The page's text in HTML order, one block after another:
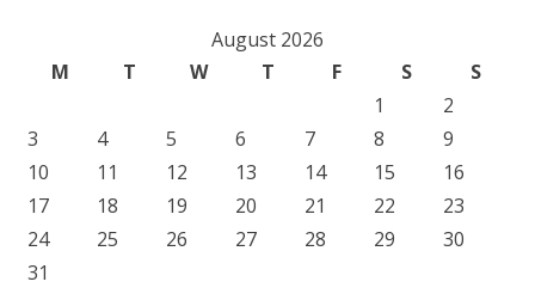
August 2026
M
T W T F S
S
1
2
3
4 5 6 7 8
9
10
11 12 13 14 15
16
17
18 19 20 21 22
23
24
25 26 27 28 29
30
31